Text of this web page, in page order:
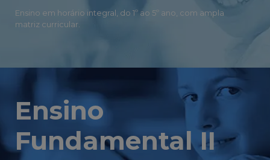
Ensino em horário integral, do 1º ao 5º ano, com ampla
matriz curricular.
Ensino
Fundamental II